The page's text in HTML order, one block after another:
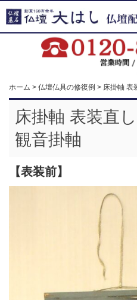
ホーム > 仏壇仏具の修復例 > 床掛軸 表
床掛軸 表装直
観音掛軸
【表装前】